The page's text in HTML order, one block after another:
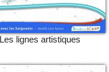
Les lignes artistiques